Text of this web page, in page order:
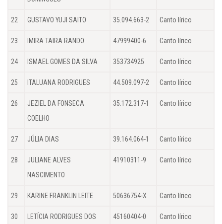
22 GUSTAVO YUJI SAITO 35.094.663-2 Canto lírico
23 IMIRA TAIRA RANDO 47999400-6 Canto lírico
24 ISMAEL GOMES DA SILVA 353734925 Canto lírico
25 ITALUANA RODRIGUES 44.509.097-2 Canto lírico
26
JEZIEL DA FONSECA
COELHO
35.172.317-1 Canto lírico
27 JÚLIA DIAS 39.164.064-1 Canto lírico
28
JULIANE ALVES
NASCIMENTO
41910311-9 Canto lírico
29 KARINE FRANKLIN LEITE 50636754-X Canto lírico
30
LETÍCIA RODRIGUES DOS
45160404-0 Canto lírico